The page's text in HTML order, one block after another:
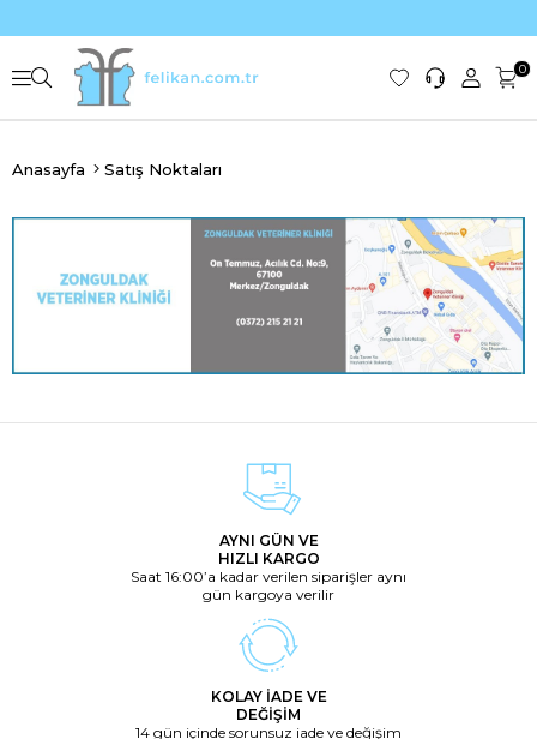
0
Anasayfa Satış Noktaları
AYNI GÜN VE
HIZLI KARGO
Saat 16:00’a kadar verilen siparişler aynı
gün kargoya verilir
KOLAY İADE VE
DEĞİŞİM
14 gün içinde sorunsuz iade ve değişim